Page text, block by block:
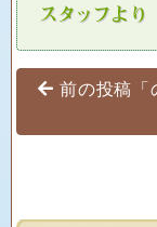
投稿ナビゲ
前の投稿「